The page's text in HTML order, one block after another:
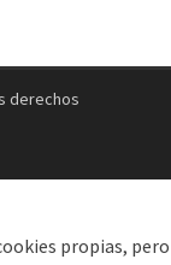
derechos
propias, pero